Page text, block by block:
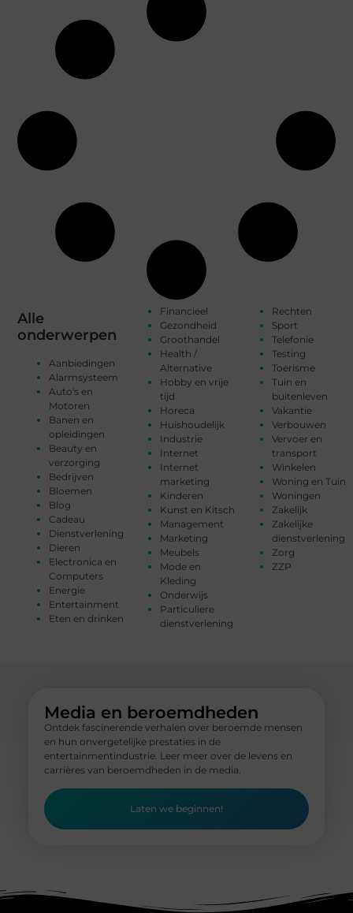
Alle
onderwerpen
Aanbiedingen
Alarmsysteem
Auto's en
Motoren
Banen en
opleidingen
Beauty en
verzorging
Bedrijven
Bloemen
Blog
Cadeau
Dienstverlening
Dieren
Electronica en
Computers
Energie
Entertainment
Eten en drinken
Financieel
Gezondheid
Groothandel
Health /
Alternative
Hobby en vrije
tijd
Horeca
Huishoudelijk
Industrie
Internet
Internet
marketing
Kinderen
Kunst en Kitsch
Management
Marketing
Meubels
Mode en
Kleding
Onderwijs
Particuliere
dienstverlening
Rechten
Sport
Telefonie
Testing
Toerisme
Tuin en
buitenleven
Vakantie
Verbouwen
Vervoer en
transport
Winkelen
Woning en Tuin
Woningen
Zakelijk
Zakelijke
dienstverlening
Zorg
ZZP
Media en beroemdheden
Ontdek fascinerende verhalen over beroemde mensen
en hun onvergetelijke prestaties in de
entertainmentindustrie. Leer meer over de levens en
carrières van beroemdheden in de media.
Laten we beginnen!